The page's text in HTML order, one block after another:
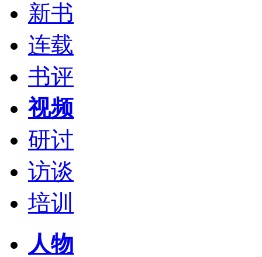
新书
连载
书评
视频
研讨
访谈
培训
人物